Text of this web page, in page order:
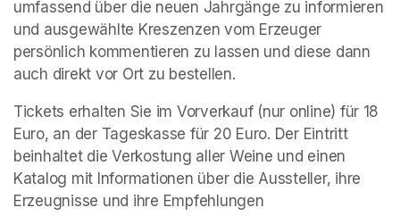
umfassend über die neuen Jahrgänge zu informieren
und ausgewählte Kreszenzen vom Erzeuger
persönlich kommentieren zu lassen und diese dann
auch direkt vor Ort zu bestellen.
Tickets erhalten Sie im Vorverkauf (nur online) für 18
Euro, an der Tageskasse für 20 Euro. Der Eintritt
beinhaltet die Verkostung aller Weine und einen
Katalog mit Informationen über die Aussteller, ihre
Erzeugnisse und ihre Empfehlungen